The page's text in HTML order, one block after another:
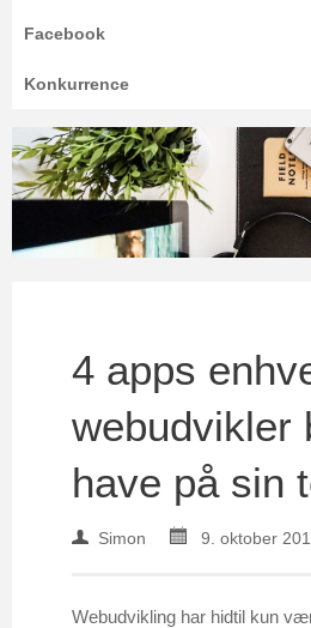
Facebook
Konkurrence
4 apps
webudvikler
have på sin
Simon 9. oktober
Webudvikling har hidtil kun